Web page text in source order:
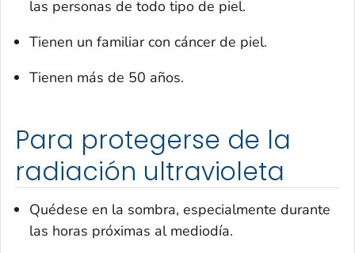
las personas de todo tipo de piel.
Tienen un familiar con cáncer de piel.
Tienen más de 50 años.
Para protegerse de la
radiación ultravioleta
Quédese en la sombra, especialmente durante
las horas próximas al mediodía.